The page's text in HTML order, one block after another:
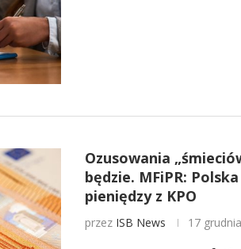
Ozusowania
będzie. MFiPR:
pieniędzy z KPO
przez ISB News 17